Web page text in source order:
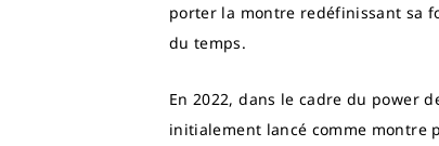
porter la montre redéfinissant sa
du temps.
En 2022, dans le cadre du power
initialement lancé comme